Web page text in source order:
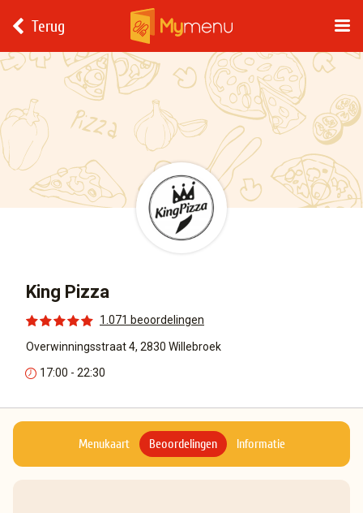
Terug
King Pizza
1.071 beoordelingen
Overwinningsstraat 4, 2830 Willebroek
17:00 - 22:30
Menukaart Beoordelingen Informatie